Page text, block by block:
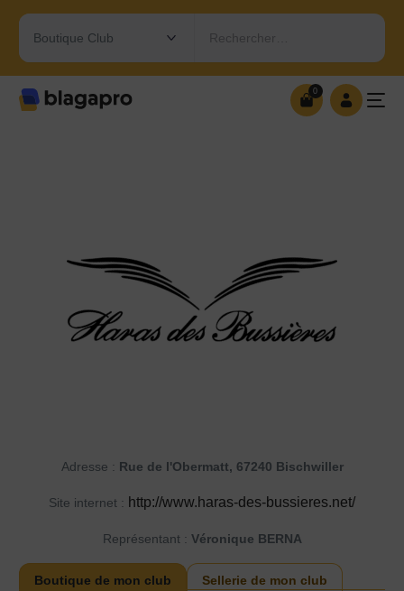
Rechercher…
0
Adresse : Rue de l'Obermatt, 67240 Bischwiller
Site internet : http://www.haras-des-bussieres.net/
Représentant : Véronique BERNA
Boutique de mon club Sellerie de mon club